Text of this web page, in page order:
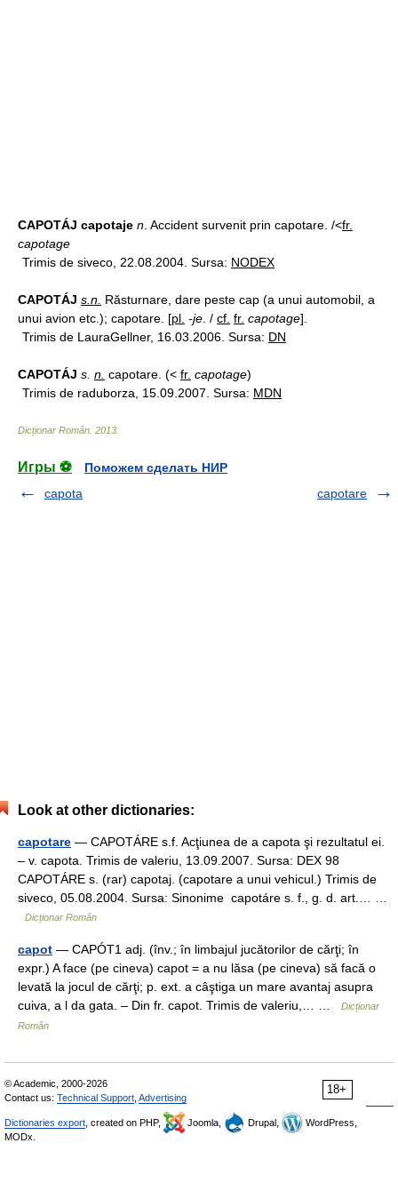
CAPOTÁJ capotaje n . Accident survenit prin capotare. /<fr.
capotage
Trimis de siveco, 22.08.2004. Sursa: NODEX
CAPOTÁJ s.n. Răsturnare, dare peste cap (a unui automobil, a
unui avion etc.); capotare. [pl. -je . / cf. fr. capotage].
Trimis de LauraGellner, 16.03.2006. Sursa: DN
CAPOTÁJ s. n. capotare. (< fr. capotage)
Trimis de raduborza, 15.09.2007. Sursa: MDN
Dicționar Român 2013
Игры ⚽
Поможем сделать НИР
capota
capotare
Look at other dictionaries:
capotare — CAPOTÁRE s.f. Acţiunea de a capota şi rezultatul ei.
– v. capota. Trimis de valeriu, 13.09.2007. Sursa: DEX 98
CAPOTÁRE s. (rar) capotaj. (capotare a unui vehicul.) Trimis de
siveco, 05.08.2004. Sursa: Sinonime capotáre s. f., g. d. art.… …
Dicționar Român
capot — CAPÓT1 adj. (înv.; în limbajul jucătorilor de cărţi; în
expr.) A face (pe cineva) capot = a nu lăsa (pe cineva) să facă o
levată la jocul de cărţi; p. ext. a câştiga un mare avantaj asupra
cuiva, a l da gata. – Din fr. capot. Trimis de valeriu,… …
Dicționar
Român
18+
© Academic, 2000-2026
Contact us: Technical Support Advertising
Dictionaries export , created on PHP, Joomla, Drupal,
WordPress,
MODx.